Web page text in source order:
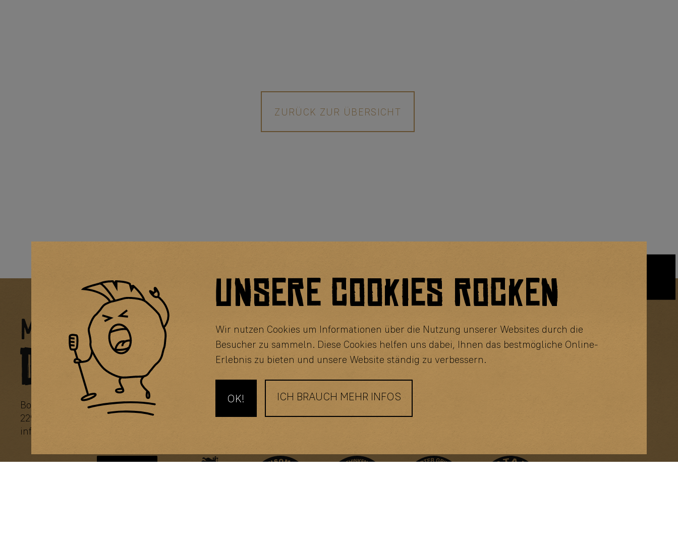
ZURÜCK ZUR ÜBERSICHT
Bornkampsweg 39
22926 Ahrensburg
ed.nnamyerd-oib@ofni
Tel.
04102 - 668881
Fax 04102 - 466575
DE ÖKO 007
Impressum
UNSERE COOKIES ROCKEN
Wir nutzen Cookies um Informationen über die Nutzung unserer Websites durch die
Besucher zu sammeln. Diese Cookies helfen uns dabei, Ihnen das bestmögliche Online-
Erlebnis zu bieten und unsere Website ständig zu verbessern.
ICH BRAUCH MEHR INFOS
OK!